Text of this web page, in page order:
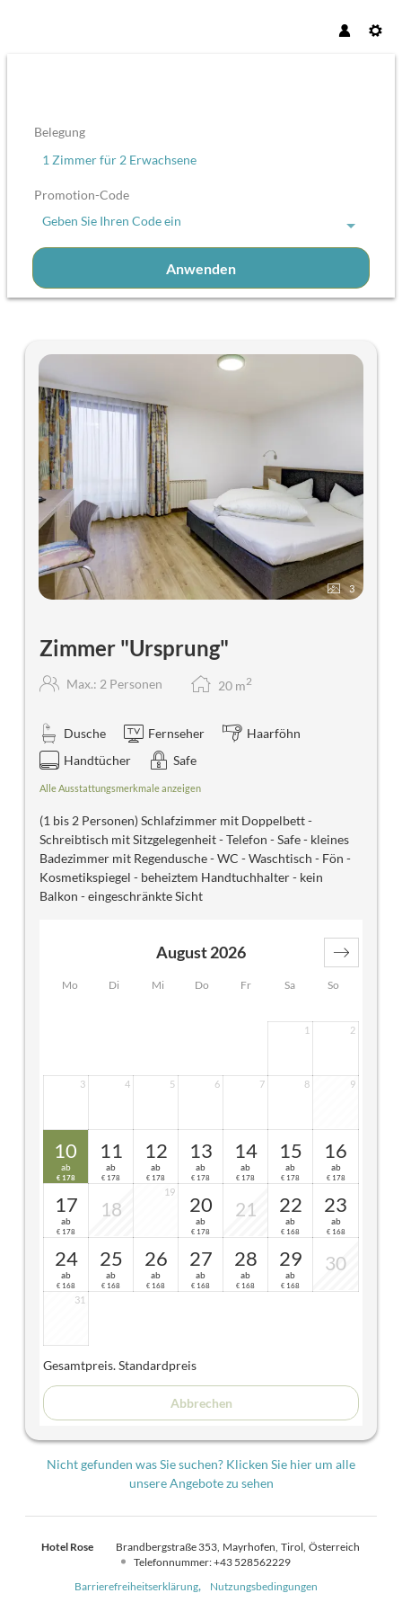
Belegung
1 Zimmerfür 2 Erwachsene
Promotion-Code
Geben Sie Ihren Code ein
Anwenden
Unsere Angebote im Zimmer
3
Zimmer "Ursprung"
Max.: 2 Personen 20 m2
Dusche Fernseher
Haarföhn
Handtücher
Safe
Alle Ausstattungsmerkmale anzeigen
(1 bis 2 Personen) Schlafzimmer mit Doppelbett -
Schreibtisch mit Sitzgelegenheit - Telefon - Safe - kleines
Badezimmer mit Regendusche - WC - Waschtisch - Fön -
Kosmetikspiegel - beheiztem Handtuchhalter - kein
Balkon - eingeschränkte Sicht
Mo Di Mi Do Fr Sa So
August 2026
1 2
3 4 5 6 7 8 9
10
ab
€ 178
11
ab
€ 178
12
ab
€ 178
13
ab
€ 178
14
ab
€ 178
15
ab
€ 178
16
ab
€ 178
17
ab
€ 178
18
19
20
ab
€ 178
21 22
ab
€ 168
23
ab
€ 168
24
ab
€ 168
25
ab
€ 168
26
ab
€ 168
27
ab
€ 168
28
ab
€ 168
29
ab
€ 168
30
31
Gesamtpreis. Standardpreis
Abbrechen
Nicht gefunden was Sie suchen? Klicken Sie hier um alle
unsere Angebote zu sehen
Hotel Rose Brandbergstraße 353 Mayrhofen Tirol Österreich
Telefonnummer:+43 528562229
Barrierefreiheitserklärung
Nutzungsbedingungen